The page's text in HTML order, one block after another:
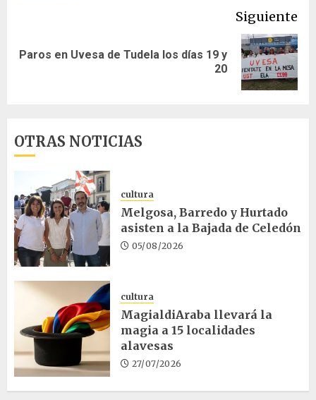
Siguiente
Siguiente
Paros en Uvesa de Tudela los días 19 y
20
OTRAS NOTICIAS
cultura
Melgosa, Barredo y Hurtado
asisten a la Bajada de Celedón
05/08/2026
cultura
MagialdiAraba llevará la
magia a 15 localidades
alavesas
27/07/2026